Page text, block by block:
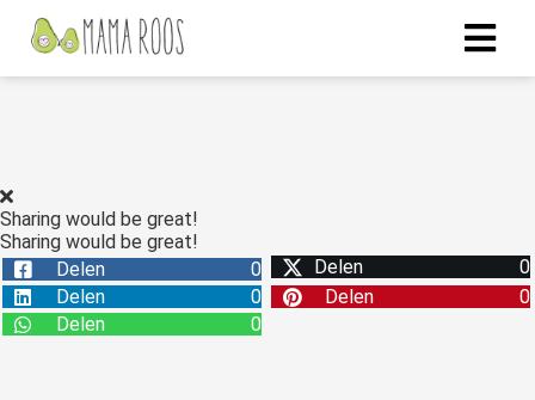
Sharing would be great!
Sharing would be great!
Delen
0 Delen
0
Delen
0 Delen
0
Delen
0